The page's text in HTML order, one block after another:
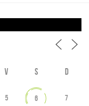
V S D
5 6 7